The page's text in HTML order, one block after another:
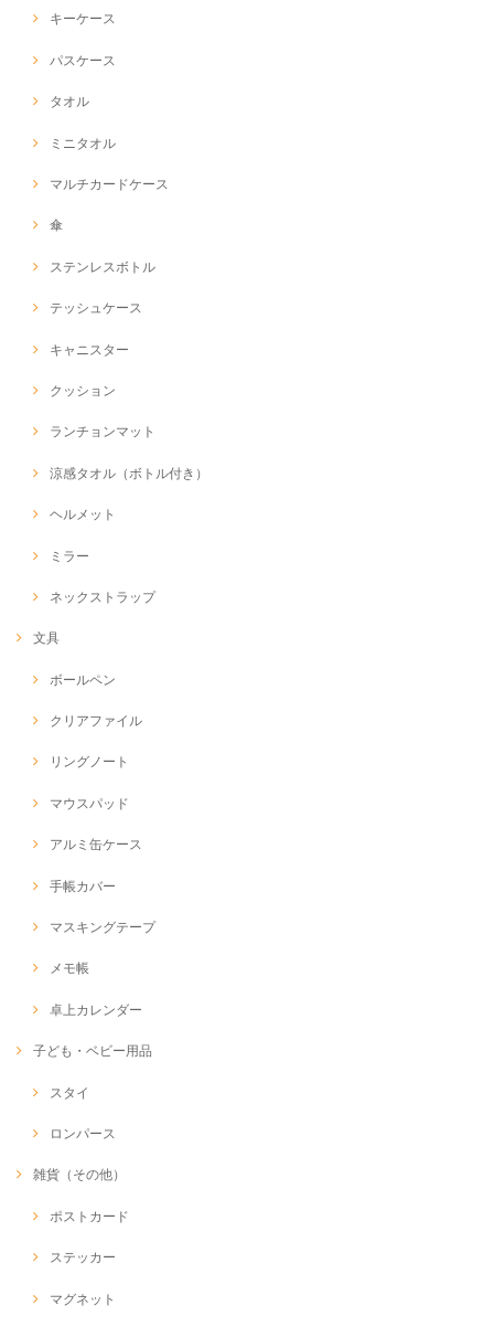
キーケース
パスケース
タオル
ミニタオル
マルチカードケース
傘
ステンレスボトル
テッシュケース
キャニスター
クッション
ランチョンマット
涼感タオル（ボトル付き）
ヘルメット
ミラー
ネックストラップ
文具
ボールペン
クリアファイル
リングノート
マウスパッド
アルミ缶ケース
手帳カバー
マスキングテープ
メモ帳
卓上カレンダー
子ども・ベビー用品
スタイ
ロンパース
雑貨（その他）
ポストカード
ステッカー
マグネット